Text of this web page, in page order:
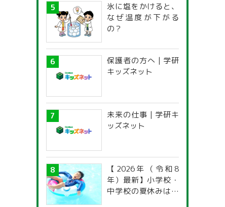
氷に塩をかけると、
なぜ温度が下がる
の？
保護者の方へ | 学研
キッズネット
未来の仕事 | 学研キ
ッズネット
【2026年（令和8
年）最新】小学校・
中学校の夏休みはい